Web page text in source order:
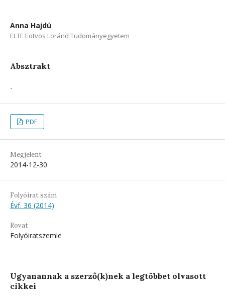
Anna Hajdú
ELTE Eötvös Loránd Tudományegyetem
Absztrakt
-
PDF
Megjelent
2014-12-30
Folyóirat szám
Évf. 36 (2014)
Rovat
Folyóiratszemle
Ugyanannak a szerző(k)nek a legtöbbet olvasott
cikkei